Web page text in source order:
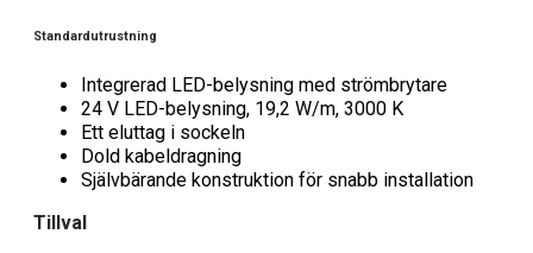
Standardutrustning
Integrerad LED-belysning med strömbrytare
24 V LED-belysning, 19,2 W/m, 3000 K
Ett eluttag i sockeln
Dold kabeldragning
Självbärande konstruktion för snabb installation
Tillval